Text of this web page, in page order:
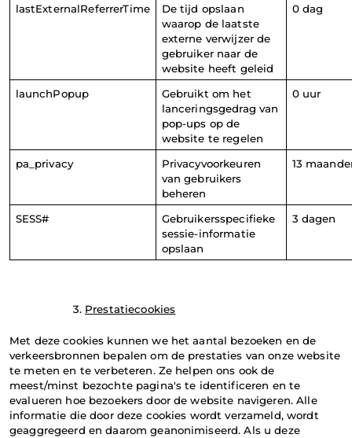
lastExternalReferrerTime
De tijd opslaan
waarop de laatste
externe verwijzer de
gebruiker naar de
website heeft geleid
0 dag
launchPopup
Gebruikt om het
lanceringsgedrag van
pop-ups op de
website te regelen
0 uur
pa_privacy
Privacyvoorkeuren
van gebruikers
beheren
13
SESS#
Gebruikersspecifieke
sessie-informatie
opslaan
3 dagen
Prestatiecookies
Met deze cookies kunnen we het aantal bezoeken en de
verkeersbronnen bepalen om de prestaties van onze website
te meten en te verbeteren. Ze helpen ons ook de
meest/minst bezochte pagina's te identificeren en te
evalueren hoe bezoekers door de website navigeren. Alle
informatie die door deze cookies wordt verzameld, wordt
geaggregeerd en daarom geanonimiseerd. Als u deze